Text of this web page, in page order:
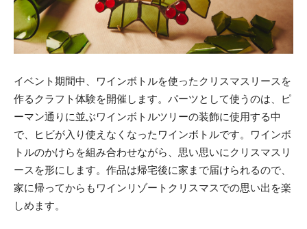
イベント期間中、ワインボトルを使ったクリスマスリースを
作るクラフト体験を開催します。パーツとして使うのは、ピ
ーマン通りに並ぶワインボトルツリーの装飾に使用する中
で、ヒビが入り使えなくなったワインボトルです。ワインボ
トルのかけらを組み合わせながら、思い思いにクリスマスリ
ースを形にします。作品は帰宅後に家まで届けられるので、
家に帰ってからもワインリゾートクリスマスでの思い出を楽
しめます。